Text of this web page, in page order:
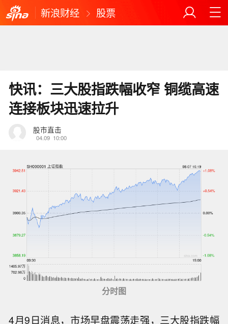
新浪财经 股票
快讯：三大股指跌幅收窄 铜缆高速
连接板块迅速拉升
股市直击
04.09 10:00
分时图
4月9日消息，市场早盘震荡走强，三大股指跌幅